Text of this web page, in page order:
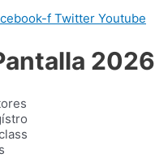
f Twitter Youtube
2026